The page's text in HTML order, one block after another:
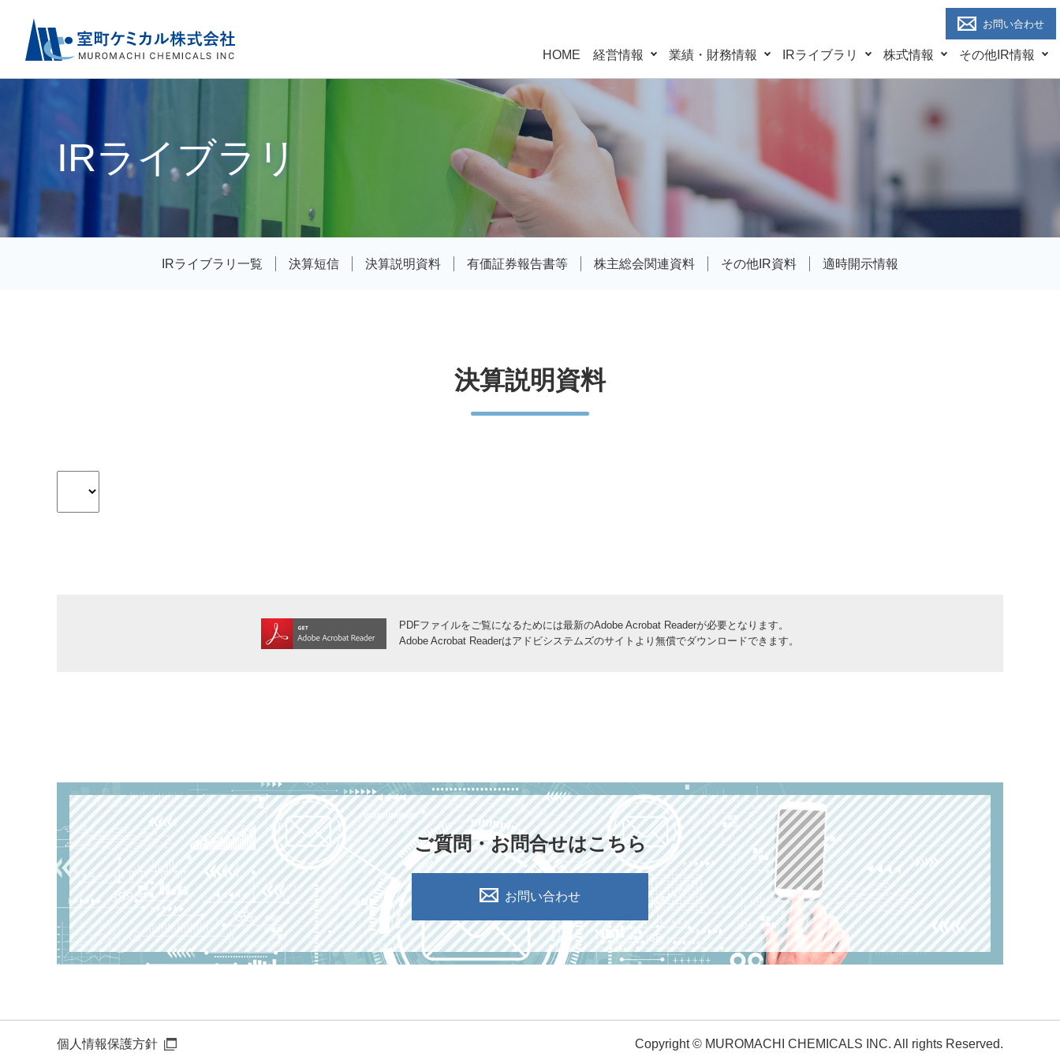
HOME 経営情報 業績・財務情報 IRライブラリ 株式情報 その他IR情報
お問い合わせ
IRライブラリ
IRライブラリ一覧 決算短信 決算説明資料 有価証券報告書等 株主総会関連資料 その他IR資料 適時開示情報
決算説明資料
PDFファイルをご覧になるためには最新のAdobe Acrobat Readerが必要となります。
Adobe Acrobat Readerはアドビシステムズのサイトより無償でダウンロードできます。
ご質問・お問合せはこちら
お問い合わせ
個⼈情報保護⽅針 Copyright © MUROMACHI CHEMICALS INC. All rights Reserved.